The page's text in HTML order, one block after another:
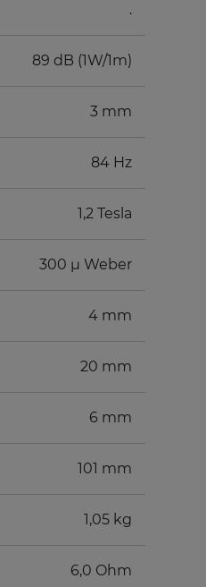
.
89 dB (1W/1m)
3 mm
84 Hz
1,2 Tesla
300 µ Weber
4 mm
20 mm
6 mm
101 mm
1,05 kg
6,0 Ohm